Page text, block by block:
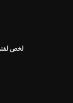
لخص لفترة